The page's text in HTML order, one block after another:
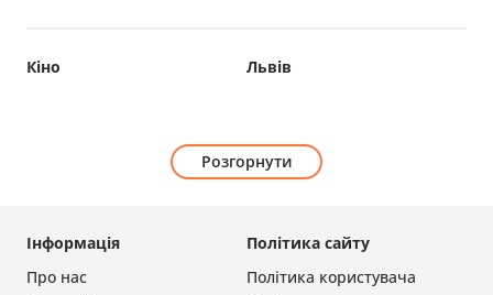
Кіно Львів
Розгорнути
Політика сайту
Політика користувача
Інформація
Про нас